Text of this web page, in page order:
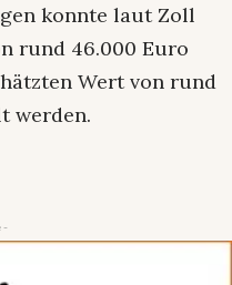
konnte laut Zoll
rund 46.000 Euro
Wert von rund
werden.
-